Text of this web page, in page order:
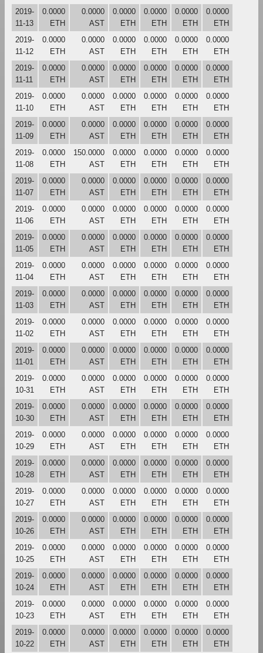
2019-
11-13
0.0000
ETH
0.0000
AST
0.0000
ETH
0.0000
ETH
0.0000
ETH
0.0000
ETH
2019-
11-12
0.0000
ETH
0.0000
AST
0.0000
ETH
0.0000
ETH
0.0000
ETH
0.0000
ETH
2019-
11-11
0.0000
ETH
0.0000
AST
0.0000
ETH
0.0000
ETH
0.0000
ETH
0.0000
ETH
2019-
11-10
0.0000
ETH
0.0000
AST
0.0000
ETH
0.0000
ETH
0.0000
ETH
0.0000
ETH
2019-
11-09
0.0000
ETH
0.0000
AST
0.0000
ETH
0.0000
ETH
0.0000
ETH
0.0000
ETH
2019-
11-08
0.0000
ETH
150.0000
AST
0.0000
ETH
0.0000
ETH
0.0000
ETH
0.0000
ETH
2019-
11-07
0.0000
ETH
0.0000
AST
0.0000
ETH
0.0000
ETH
0.0000
ETH
0.0000
ETH
2019-
11-06
0.0000
ETH
0.0000
AST
0.0000
ETH
0.0000
ETH
0.0000
ETH
0.0000
ETH
2019-
11-05
0.0000
ETH
0.0000
AST
0.0000
ETH
0.0000
ETH
0.0000
ETH
0.0000
ETH
2019-
11-04
0.0000
ETH
0.0000
AST
0.0000
ETH
0.0000
ETH
0.0000
ETH
0.0000
ETH
2019-
11-03
0.0000
ETH
0.0000
AST
0.0000
ETH
0.0000
ETH
0.0000
ETH
0.0000
ETH
2019-
11-02
0.0000
ETH
0.0000
AST
0.0000
ETH
0.0000
ETH
0.0000
ETH
0.0000
ETH
2019-
11-01
0.0000
ETH
0.0000
AST
0.0000
ETH
0.0000
ETH
0.0000
ETH
0.0000
ETH
2019-
10-31
0.0000
ETH
0.0000
AST
0.0000
ETH
0.0000
ETH
0.0000
ETH
0.0000
ETH
2019-
10-30
0.0000
ETH
0.0000
AST
0.0000
ETH
0.0000
ETH
0.0000
ETH
0.0000
ETH
2019-
10-29
0.0000
ETH
0.0000
AST
0.0000
ETH
0.0000
ETH
0.0000
ETH
0.0000
ETH
2019-
10-28
0.0000
ETH
0.0000
AST
0.0000
ETH
0.0000
ETH
0.0000
ETH
0.0000
ETH
2019-
10-27
0.0000
ETH
0.0000
AST
0.0000
ETH
0.0000
ETH
0.0000
ETH
0.0000
ETH
2019-
10-26
0.0000
ETH
0.0000
AST
0.0000
ETH
0.0000
ETH
0.0000
ETH
0.0000
ETH
2019-
10-25
0.0000
ETH
0.0000
AST
0.0000
ETH
0.0000
ETH
0.0000
ETH
0.0000
ETH
2019-
10-24
0.0000
ETH
0.0000
AST
0.0000
ETH
0.0000
ETH
0.0000
ETH
0.0000
ETH
2019-
10-23
0.0000
ETH
0.0000
AST
0.0000
ETH
0.0000
ETH
0.0000
ETH
0.0000
ETH
2019-
10-22
0.0000
ETH
0.0000
AST
0.0000
ETH
0.0000
ETH
0.0000
ETH
0.0000
ETH